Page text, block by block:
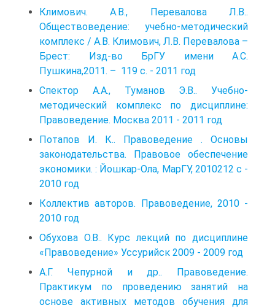
Климович. А.В., Перевалова Л.В..
Обществоведение: учебно-методический
комплекс / А.В. Климович, Л.В. Перевалова –
Брест: Изд-во БрГУ имени А.С.
Пушкина,2011. – 119 с. - 2011 год
Спектор А.А., Туманов Э.В.. Учебно-
методический комплекс по дисциплине:
Правоведение. Москва 2011 - 2011 год
Потапов И. К.. Правоведение . Основы
законодательства. Правовое обеспечение
экономики. : Йошкар-Ола, МарГУ, 2010212 с -
2010 год
Коллектив авторов. Правоведение, 2010 -
2010 год
Обухова О.В.. Курс лекций по дисциплине
«Правоведение» Уссурийск 2009 - 2009 год
А.Г. Чепурной и др.. Правоведение.
Практикум по проведению занятий на
основе активных методов обучения для